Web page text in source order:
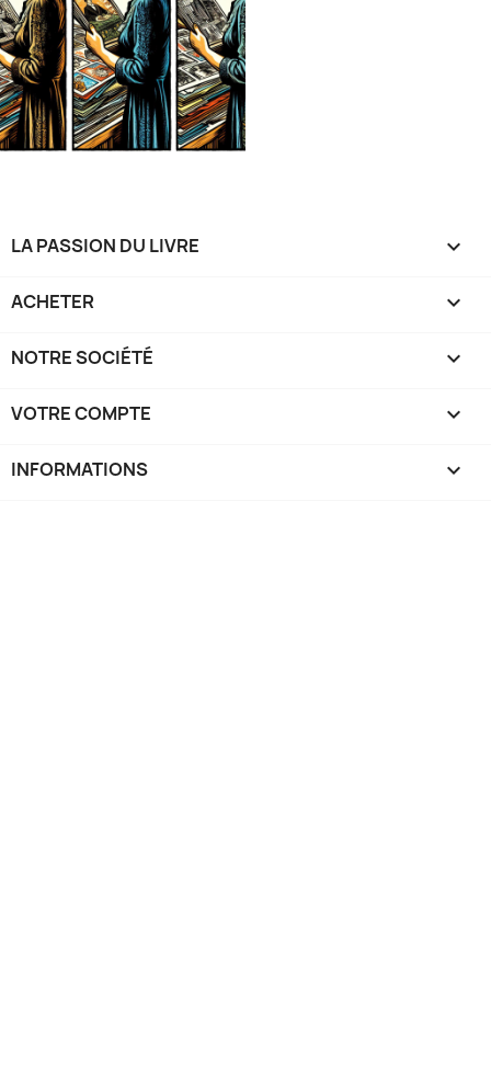
LA PASSION DU LIVRE 
ACHETER 
NOTRE SOCIÉTÉ 
VOTRE COMPTE 
INFORMATIONS keyboard_arrow_down